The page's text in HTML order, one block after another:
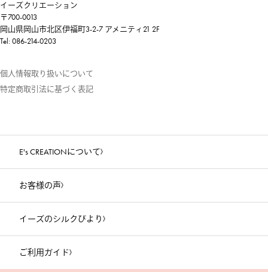
イーズクリエーション
〒700-0013
岡山県岡山市北区伊福町3-2-7 アメニティ21 2F
Tel: 086-214-0203
個人情報取り扱いについて
特定商取引法に基づく表記
E's CREATIONについて
お客様の声
イーズのシルクびより
ご利用ガイド